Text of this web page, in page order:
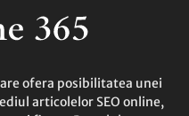
ofera posibilitatea unei
articolelor SEO online,